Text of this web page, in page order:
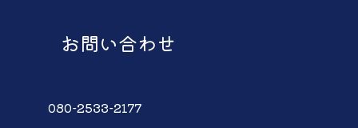
お問い合わせ
080-2533-2177